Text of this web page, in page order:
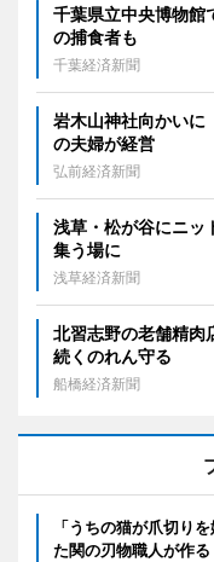
千葉県立中央博物
の捕食者も
千葉経済新聞
岩木山神社向かい
の夫婦が経営
弘前経済新聞
浅草・松が谷にニ
集う場に
浅草経済新聞
北習志野の老舗精
続くのれん守る
船橋経済新聞
「うちの猫が爪切り
た関の刃物職人が作